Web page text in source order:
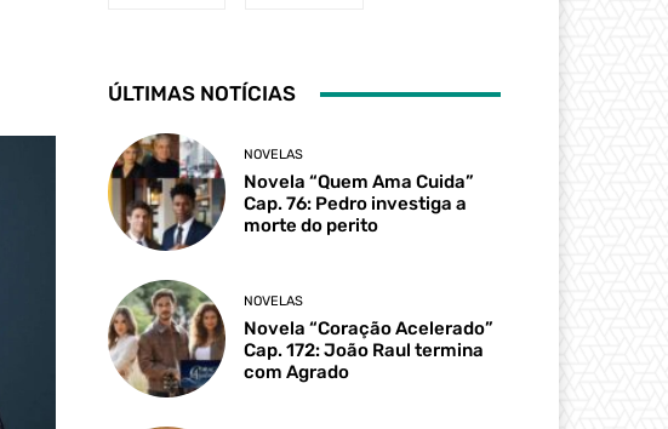
ÚLTIMAS NOTÍCIAS
NOVELAS
Novela “Quem Ama Cuida”
Cap. 76: Pedro investiga a
morte do perito
NOVELAS
Novela “Coração Acelerado”
Cap. 172: João Raul termina
com Agrado